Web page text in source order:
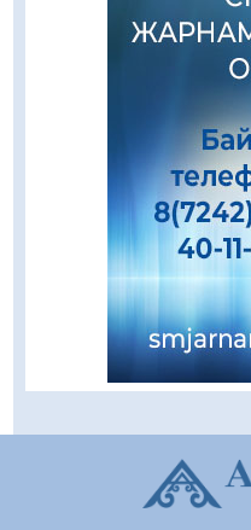
05.08.2026
«Қайрат»
«Левскиге» есе
«Ұлттық нақыш –
шеберлік сағаты өтті
Цифрландыру
салынатын жаңа
талқыланды
05.08.2026
алу жөніндегі
облысы бойынша
тағайындалды